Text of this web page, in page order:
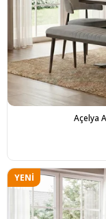
Açelya
YENI